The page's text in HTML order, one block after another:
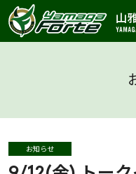
お知らせ